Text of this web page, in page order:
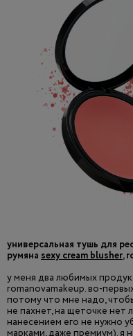
универсальная тушь для
румяна sexy cream blusher,
у меня два любимых
romanovamakeup. во-
потому что мне надо,
не пахнет, на щеточке нет
нанесением его не нужно
марками, даже премиум). я